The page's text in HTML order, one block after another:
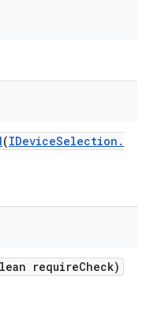
(IDeviceSelection .
requireCheck)